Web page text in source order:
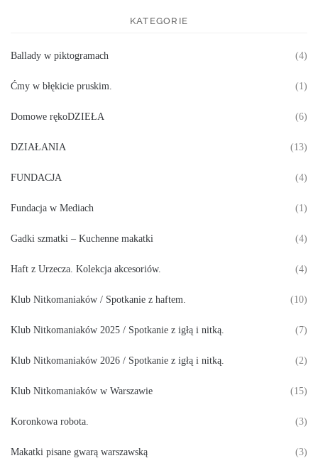
KATEGORIE
Ballady w piktogramach (4)
Ćmy w błękicie pruskim. (1)
Domowe rękoDZIEŁA (6)
DZIAŁANIA (13)
FUNDACJA (4)
Fundacja w Mediach (1)
Gadki szmatki – Kuchenne makatki (4)
Haft z Urzecza. Kolekcja akcesoriów. (4)
Klub Nitkomaniaków / Spotkanie z haftem. (10)
Klub Nitkomaniaków 2025 / Spotkanie z igłą i nitką. (7)
Klub Nitkomaniaków 2026 / Spotkanie z igłą i nitką. (2)
Klub Nitkomaniaków w Warszawie (15)
Koronkowa robota. (3)
Makatki pisane gwarą warszawską (3)